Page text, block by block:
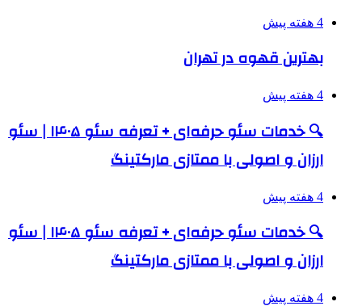
4 هفته پیش
بهترین قهوه در تهران
4 هفته پیش
🔍 خدمات سئو حرفه‌ای + تعرفه سئو ۱۴۰۵ | سئو
ارزان و اصولی با ممتازی مارکتینگ
4 هفته پیش
🔍 خدمات سئو حرفه‌ای + تعرفه سئو ۱۴۰۵ | سئو
ارزان و اصولی با ممتازی مارکتینگ
4 هفته پیش